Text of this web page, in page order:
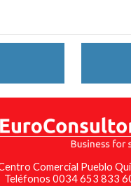
Comercial Pueblo
Teléfonos 0034 653 833